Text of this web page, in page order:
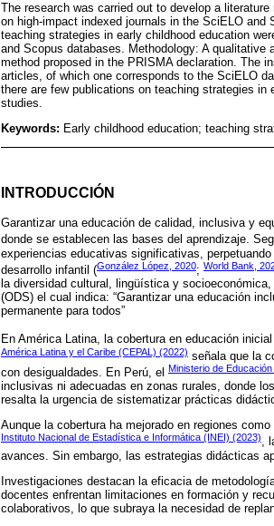
The research was carried out to develop a
on high-impact indexed journals in the SciELO
teaching strategies in early childhood education
and Scopus databases. Methodology: A
method proposed in the PRISMA declaration. The
articles, of which one corresponds to the SciELO
there are few publications on teaching strategies
studies.
Keywords: Early childhood education; teaching
INTRODUCCIÓN
Garantizar una educación de calidad, inclusiva y
donde se establecen las bases del aprendizaje.
experiencias educativas significativas,
desarrollo infantil (González López, 2020; World Bank,
la diversidad cultural, lingüística y
(ODS) el cual indica: “Garantizar una educación
permanente para todos”
En América Latina, la cobertura en educación
América Latina y el Caribe (CEPAL) (2022) señala que la
con desigualdades. En Perú, el Ministerio de
inclusivas ni adecuadas en zonas rurales, donde
resalta la urgencia de sistematizar prácticas
Aunque la cobertura ha mejorado en regiones
Instituto Nacional de Estadística e Informática (INEI) (2023),
avances. Sin embargo, las estrategias didácticas
Investigaciones destacan la eficacia de
docentes enfrentan limitaciones en formación y
colaborativos, lo que subraya la necesidad de